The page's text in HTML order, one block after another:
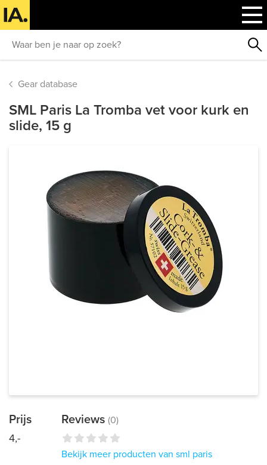
Gear database
SML Paris La Tromba vet voor kurk en
slide, 15 g
Prijs
4,-
Reviews (0)
Bekijk meer producten van sml paris